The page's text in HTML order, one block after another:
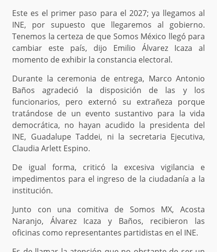
Este es el primer paso para el 2027; ya llegamos al
INE, por supuesto que llegaremos al gobierno.
Tenemos la certeza de que Somos México llegó para
cambiar este país, dijo Emilio Álvarez Icaza al
momento de exhibir la constancia electoral.
Durante la ceremonia de entrega, Marco Antonio
Baños agradeció la disposición de las y los
funcionarios, pero externó su extrañeza porque
tratándose de un evento sustantivo para la vida
democrática, no hayan acudido la presidenta del
INE, Guadalupe Taddei, ni la secretaria Ejecutiva,
Claudia Arlett Espino.
De igual forma, criticó la excesiva vigilancia e
impedimentos para el ingreso de la ciudadanía a la
institución.
Junto con una comitiva de Somos MX, Acosta
Naranjo, Álvarez Icaza y Baños, recibieron las
oficinas como representantes partidistas en el INE.